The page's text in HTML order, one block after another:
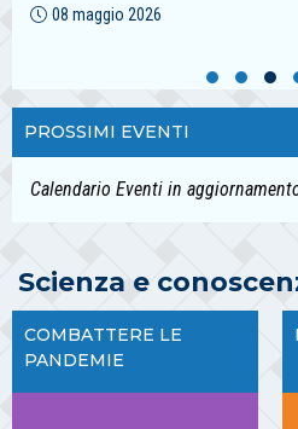
08 maggio 2026
PROSSIMI EVENTI
Calendario Eventi in
Scienza e
COMBATTERE LE
PANDEMIE